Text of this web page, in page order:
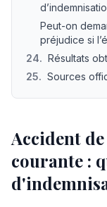
Peut-on
préjudice si
24. Résultats
25. Sources
Accident
courante :